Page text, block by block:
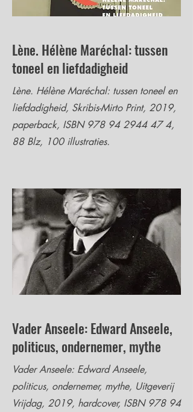
Lène. Hélène Maréchal: tussen
toneel en liefdadigheid
Lène. Hélène Maréchal: tussen toneel en
liefdadigheid, Skribis-Mirto Print, 2019,
paperback, ISBN 978 94 2944 47 4,
88 Blz, 100 illustraties.
Vader Anseele: Edward Anseele,
politicus, ondernemer, mythe
Vader Anseele: Edward Anseele,
politicus, ondernemer, mythe, Uitgeverij
Vrijdag, 2019, hardcover, ISBN 978 94